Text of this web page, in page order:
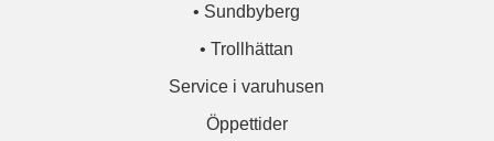
• Sundbyberg
• Trollhättan
Service i varuhusen
Öppettider